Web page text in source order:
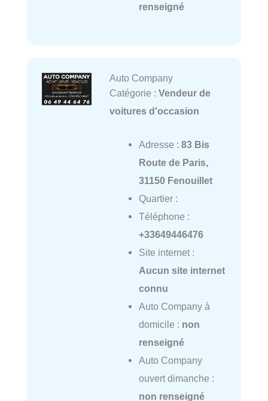
renseigné
Auto Company
Catégorie : Vendeur de
voitures d'occasion
Adresse : 83 Bis
Route de Paris,
31150 Fenouillet
Quartier :
Téléphone :
+33649446476
Site internet :
Aucun site internet
connu
Auto Company à
domicile : non
renseigné
Auto Company
ouvert dimanche :
non renseigné